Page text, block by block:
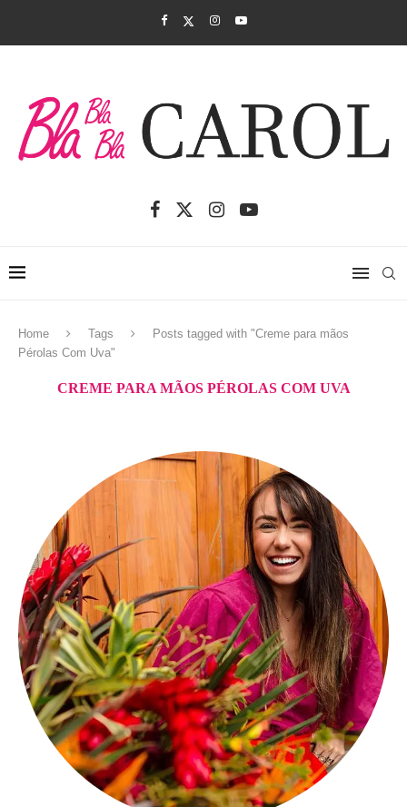
Home Tags
Posts tagged with "Creme para mãos
Pérolas Com Uva"
CREME PARA MÃOS PÉROLAS COM UVA